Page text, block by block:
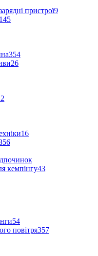
пристрої9
145
354
26
16
кемпінгу43
54
повітря357